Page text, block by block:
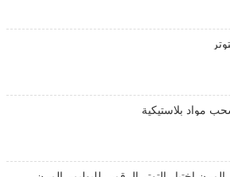
مواد بلاستيكية